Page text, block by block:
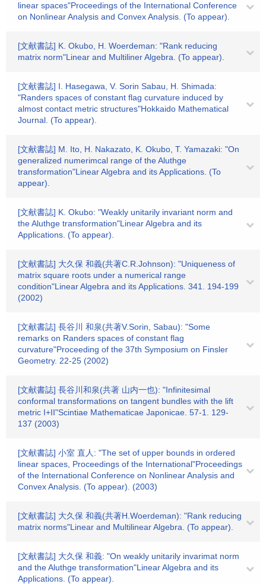
linear spaces"Proceedings of the International Conference
on Nonlinear Analysis and Convex Analysis. (To appear).
[文献書誌] K. Okubo, H. Woerdeman: "Rank reducing
matrix norm"Linear and Multiliner Algebra. (To appear).
[文献書誌] I. Hasegawa, V. Sorin Sabau, H. Shimada:
"Randers spaces of constant flag curvature induced by
almost contact metric structures"Hokkaido Mathematical
Journal. (To appear).
[文献書誌] M. Ito, H. Nakazato, K. Okubo, T. Yamazaki: "On
generalized numerimcal range of the Aluthge
transformation"Linear Algebra and its Applications. (To
appear).
[文献書誌] K. Okubo: "Weakly unitarily invariant norm and
the Aluthge transformation"Linear Algebra and its
Applications. (To appear).
[文献書誌] 大久保 和義(共著C.R.Johnson): "Uniqueness of
matrix square roots under a numerical range
condition"Linear Algebra and its Applications. 341. 194-199
(2002)
[文献書誌] 長谷川 和泉(共著V.Sorin, Sabau): "Some
remarks on Randers spaces of constant flag
curvature"Proceeding of the 37th Symposium on Finsler
Geometry. 22-25 (2002)
[文献書誌] 長谷川和泉(共著 山内一也): "Infinitesimal
conformal transformations on tangent bundles with the lift
metric I+II"Scintiae Mathematicae Japonicae. 57-1. 129-
137 (2003)
[文献書誌] 小室 直人: "The set of upper bounds in ordered
linear spaces, Proceedings of the International"Proceedings
of the International Conference on Nonlinear Analysis and
Convex Analysis. (To appear). (2003)
[文献書誌] 大久保 和義(共著H.Woerdeman): "Rank reducing
matrix norms"Linear and Multilinear Algebra. (To appear).
[文献書誌] 大久保 和義: "On weakly unitarily invarimat norm
and the Aluthge transformation"Linear Algebra and its
Applications. (To appear).